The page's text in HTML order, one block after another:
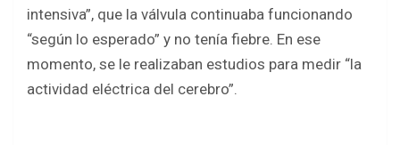
intensiva”, que la válvula continuaba funcionando
“según lo esperado” y no tenía fiebre. En ese
momento, se le realizaban estudios para medir “la
actividad eléctrica del cerebro”.